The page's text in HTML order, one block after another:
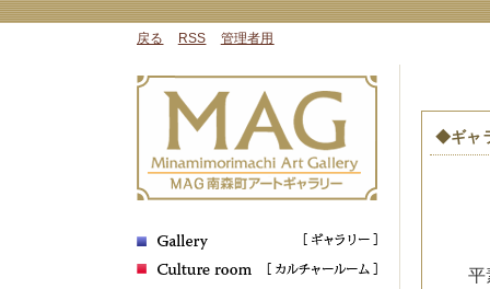
戻る RSS 管理者用
◆ギャ